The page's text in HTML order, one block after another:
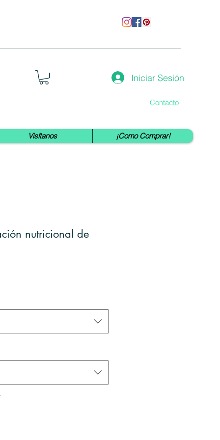
Iniciar Sesión
Contacto
Visítanos ¡Como Comprar!
nutricional de